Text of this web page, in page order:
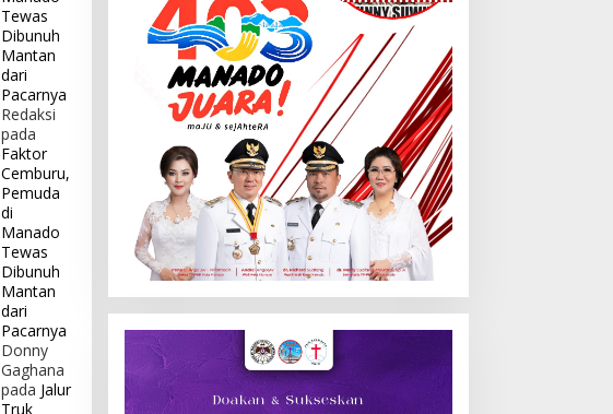
Tewas
Dibunuh
Mantan
dari
Pacarnya
Redaksi
pada
Faktor
Cemburu,
Pemuda
di
Manado
Tewas
Dibunuh
Mantan
dari
Pacarnya
Donny
Gaghana
pada Jalur
Truk